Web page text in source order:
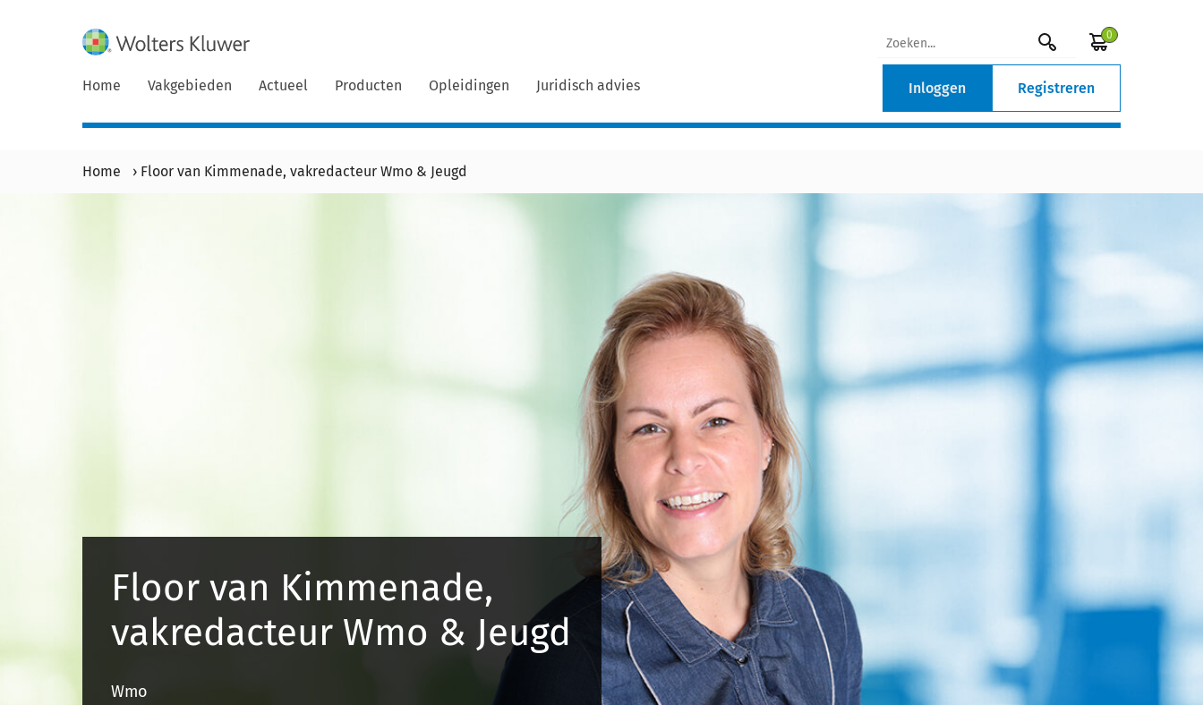
0
Home Vakgebieden Actueel Producten Opleidingen Juridisch advies Inloggen Registreren
Home › Floor van Kimmenade, vakredacteur Wmo & Jeugd
Floor van Kimmenade,
vakredacteur Wmo & Jeugd
Wmo